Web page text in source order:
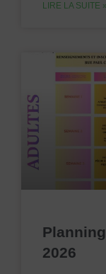
LIRE LA SUITE »
2026